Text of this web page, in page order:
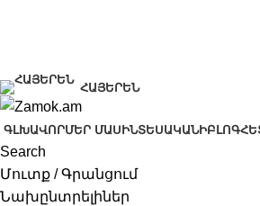
ՀԱՅԵՐԵՆ
ԳԼԽԱՎՈՐՄԵՐ ՄԱՍԻՆՏԵՍԱԿԱՆԻԲԼՈԳ
Search
Մուտք / Գրանցում
Նախընտրելիներ